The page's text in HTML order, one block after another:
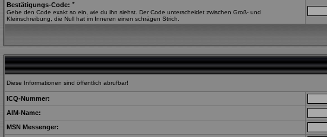
Bestätigungs-Code: *
Gebe den Code exakt so ein, wie du ihn siehst. Der Code unterscheidet zwischen Groß- und
Kleinschreibung, die Null hat im Inneren einen schrägen Strich.
Diese Informationen sind öffentlich abrufbar!
ICQ-Nummer:
AIM-Name:
MSN Messenger: